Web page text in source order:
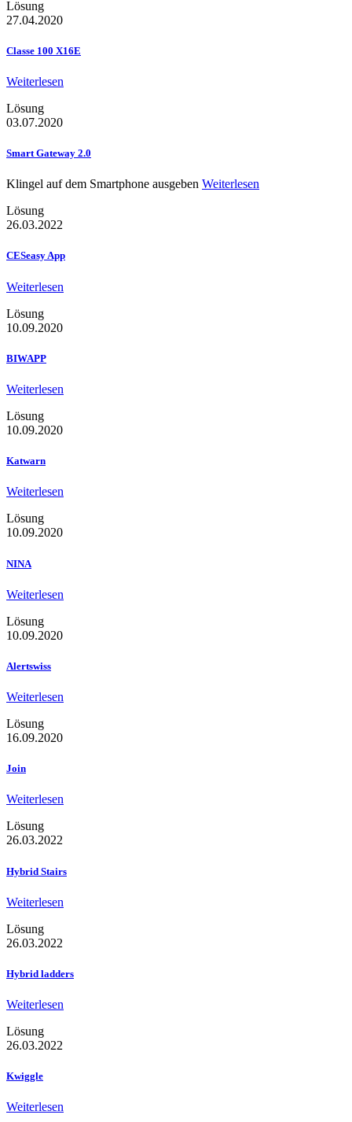
Lösung
27.04.2020
Classe 100 X16E
Weiterlesen
Lösung
03.07.2020
Smart Gateway 2.0
Klingel auf dem Smartphone ausgeben Weiterlesen
Lösung
26.03.2022
CESeasy App
Weiterlesen
Lösung
10.09.2020
BIWAPP
Weiterlesen
Lösung
10.09.2020
Katwarn
Weiterlesen
Lösung
10.09.2020
NINA
Weiterlesen
Lösung
10.09.2020
Alertswiss
Weiterlesen
Lösung
16.09.2020
Join
Weiterlesen
Lösung
26.03.2022
Hybrid Stairs
Weiterlesen
Lösung
26.03.2022
Hybrid ladders
Weiterlesen
Lösung
26.03.2022
Kwiggle
Weiterlesen